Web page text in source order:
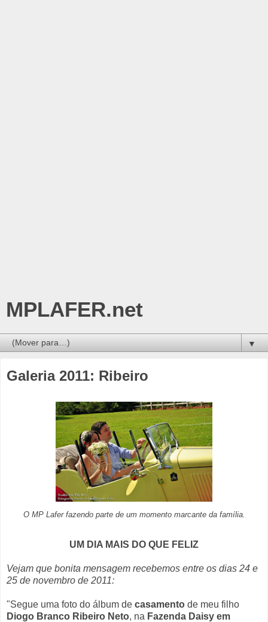
MPLAFER.net
▼
Galeria 2011: Ribeiro
O MP Lafer fazendo parte de um momento marcante da família.
UM DIA MAIS DO QUE FELIZ
Vejam que bonita mensagem recebemos entre os dias 24 e
25 de novembro de 2011:
"Segue uma foto do álbum de casamento de meu filho
Diogo Branco Ribeiro Neto, na Fazenda Daisy em